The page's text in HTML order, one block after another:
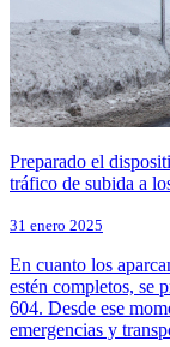
Preparado el
tráfico de subida a
31 enero 2025
En cuanto los
estén completos, se
604. Desde ese
emergencias y